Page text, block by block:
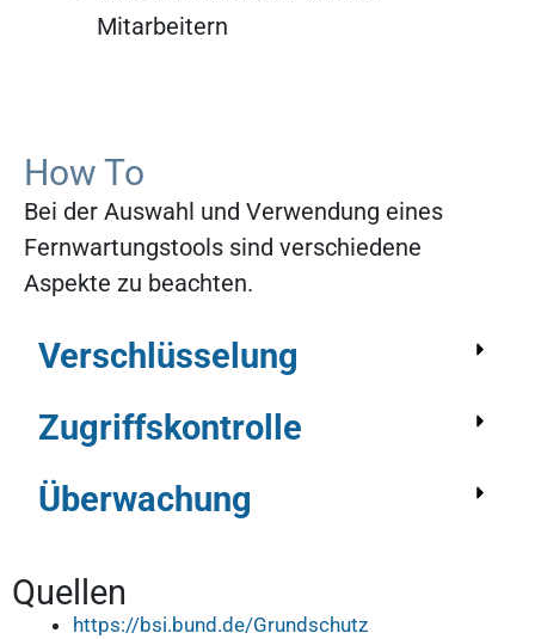
Mitarbeitern
How To
Bei der Auswahl und Verwendung eines
Fernwartungstools sind verschiedene
Aspekte zu beachten.
Verschlüsselung
Zugriffskontrolle
Überwachung
Quellen
https://bsi.bund.de/Grundschutz